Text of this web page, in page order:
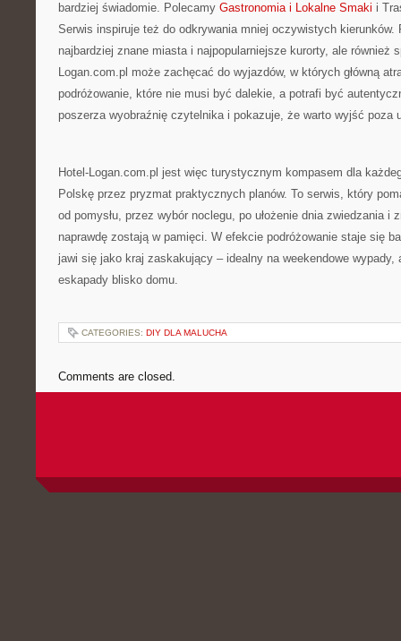
bardziej świadomie. Polecamy Gastronomia i Lokalne Smaki i
Serwis inspiruje też do odkrywania mniej oczywistych kierunków.
najbardziej znane miasta i najpopularniejsze kurorty, ale również
Logan.com.pl może zachęcać do wyjazdów, w których główną
podróżowanie, które nie musi być dalekie, a potrafi być
poszerza wyobraźnię czytelnika i pokazuje, że warto wyjść poza
Hotel-Logan.com.pl jest więc turystycznym kompasem dla
Polskę przez pryzmat praktycznych planów. To serwis, który
od pomysłu, przez wybór noclegu, po ułożenie dnia zwiedzania i
naprawdę zostają w pamięci. W efekcie podróżowanie staje się
jawi się jako kraj zaskakujący – idealny na weekendowe wypady,
eskapady blisko domu.
CATEGORIES: DIY DLA MALUCHA
Comments are closed.